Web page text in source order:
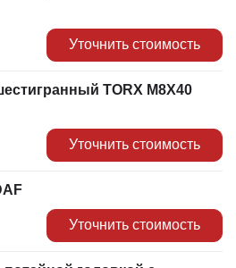
Уточнить стоимость
TORX M8X40
Уточнить стоимость
Уточнить стоимость